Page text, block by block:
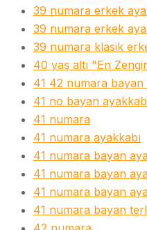
39 numara erkek
39 numara erkek
39 numara klasik
40 yaş altı "En
41 42 numara bayan
41 no bayan
41 numara
41 numara ayakkabı
41 numara bayan
41 numara bayan
41 numara bayan
41 numara bayan